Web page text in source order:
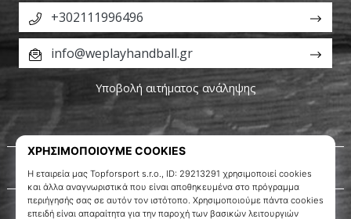
Σχετικά μ' εμάς
Εξυπηρέτηση πελατών
+302111996496
info@weplayhandball.gr
Υποβολή αιτήματος ανάληψης